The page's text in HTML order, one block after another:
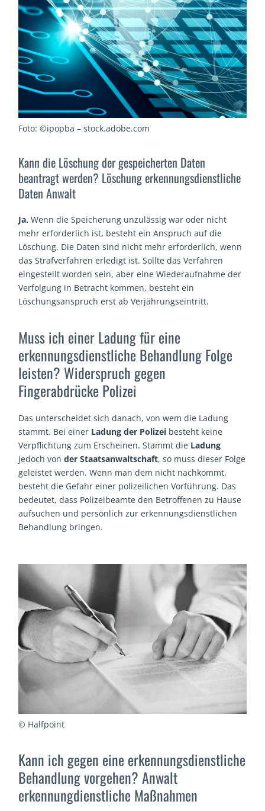
Foto: ©ipopba – stock.adobe.com
Kann die Löschung der gespeicherten Daten
beantragt werden? Löschung erkennungsdienstliche
Daten Anwalt
Ja. Wenn die Speicherung unzulässig war oder nicht
mehr erforderlich ist, besteht ein Anspruch auf die
Löschung. Die Daten sind nicht mehr erforderlich, wenn
das Strafverfahren erledigt ist. Sollte das Verfahren
eingestellt worden sein, aber eine Wiederaufnahme der
Verfolgung in Betracht kommen, besteht ein
Löschungsanspruch erst ab Verjährungseintritt.
Muss ich einer Ladung für eine
erkennungsdienstliche Behandlung Folge
leisten? Widerspruch gegen
Fingerabdrücke Polizei
Das unterscheidet sich danach, von wem die Ladung
stammt. Bei einer Ladung der Polizei besteht keine
Verpflichtung zum Erscheinen. Stammt die Ladung
jedoch vonder Staatsanwaltschaft, so muss dieser Folge
geleistet werden. Wenn man dem nicht nachkommt,
besteht die Gefahr einer polizeilichen Vorführung. Das
bedeutet, dass Polizeibeamte den Betroffenen zu Hause
aufsuchen und persönlich zur erkennungsdienstlichen
Behandlung bringen.
© Halfpoint
Kann ich gegen eine erkennungsdienstliche
Behandlung vorgehen? Anwalt
erkennungdienstliche Maßnahmen